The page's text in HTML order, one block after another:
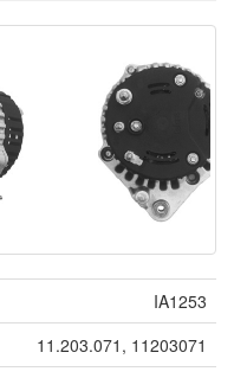
IA1253
11.203.071, 11203071